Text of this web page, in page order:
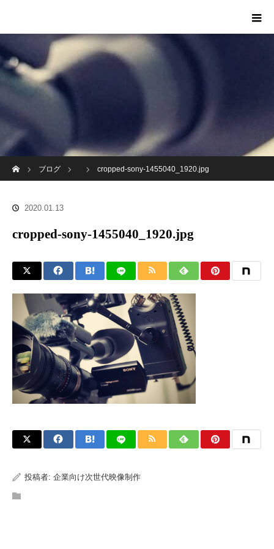
ブログ
cropped-sony-1455040_1920.jpg
2020.01.13
cropped-sony-1455040_1920.jpg
投稿者: 企業向け次世代映像制作